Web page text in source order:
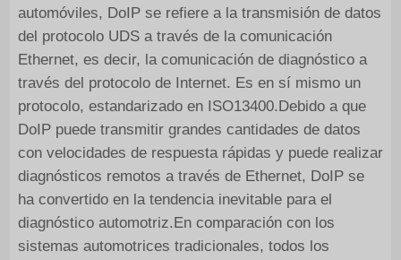
automóviles, DoIP se refiere a la transmisión de datos
del protocolo UDS a través de la comunicación
Ethernet, es decir, la comunicación de diagnóstico a
través del protocolo de Internet. Es en sí mismo un
protocolo, estandarizado en ISO13400.Debido a que
DoIP puede transmitir grandes cantidades de datos
con velocidades de respuesta rápidas y puede realizar
diagnósticos remotos a través de Ethernet, DoIP se
ha convertido en la tendencia inevitable para el
diagnóstico automotriz.En comparación con los
sistemas automotrices tradicionales, todos los